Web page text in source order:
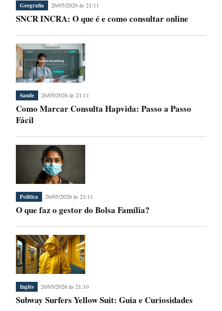
Geografia 26/05/2026 às 21:11
SNCR INCRA: O que é e como consultar online
Saude 26/05/2026 às 21:11
Como Marcar Consulta Hapvida: Passo a Passo
Fácil
Politica 26/05/2026 às 21:11
O que faz o gestor do Bolsa Família?
Inglês 26/05/2026 às 21:10
Subway Surfers Yellow Suit: Guia e Curiosidades